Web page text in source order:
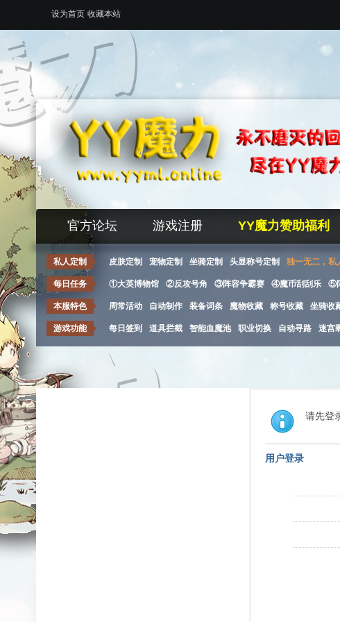
设为首页 收藏本站
官方论坛 游戏注册 YY魔力赞助福利
私人定制 皮肤定制 宠物定制 坐骑定制 头显称号定制 独一无二，私
每日任务 ①大英博物馆 ②反攻号角 ③阵容争霸赛 ④魔币刮刮乐 ⑤
本服特色 周常活动 自动制作 装备词条 魔物收藏 称号收藏 坐骑收
游戏功能 每日签到 道具拦截 智能血魔池 职业切换 自动寻路 迷宫
请先登
用户登录